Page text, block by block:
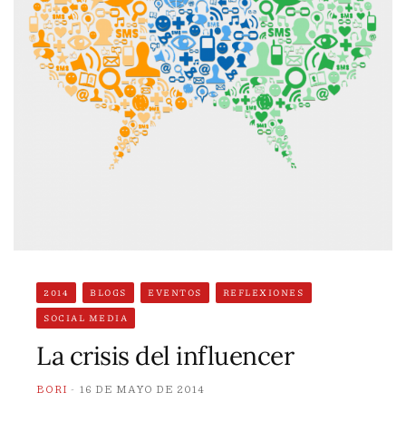
2014 BLOGS EVENTOS REFLEXIONES
SOCIAL MEDIA
La crisis del influencer
BORI 16 DE MAYO DE 2014